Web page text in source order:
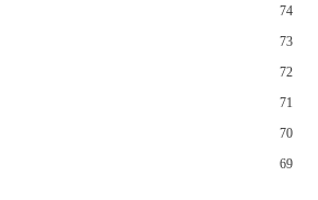
74
73
72
71
70
69